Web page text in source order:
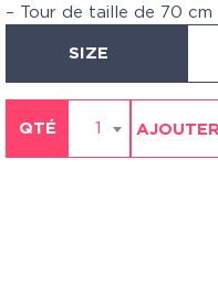
– Tour de taille de 70 cm
SIZE
QTÉ 1